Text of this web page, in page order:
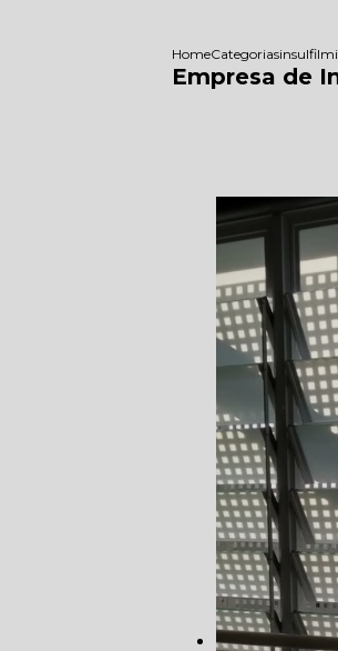
HomeCategoriasinsulfilm
Empresa de